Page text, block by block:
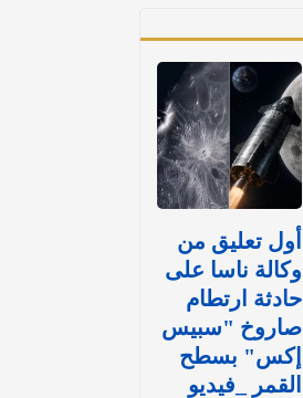
أول تعليق من
وكالة ناسا على
حادثة ارتطام
صاروخ "سبيس
إكس" بسطح
القمر _فيديو